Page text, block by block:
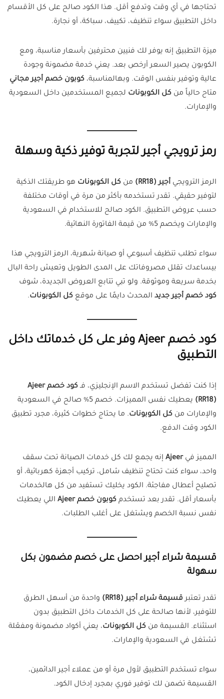
تحتاجها في أي وقت وتدفع أقل. هذا الكود صالح على كل الأقسام
داخل التطبيق سواء تنظيف، تكييف، سباكة، أو نجارة.
ميزة التطبيق إنه يوفر لك فنيين محترفين بأسعار مناسبة، ومع
الكوبون يصير السعر أرخص بعد. يعني خدمة مضمونة وجودة
عالية وتوفير بنفس الوقت. وبهالمناسبة، كوبون خصم أجير مجاني
متاح حالياً من كل الكوبونات لجميع المستخدمين داخل السعودية
والإمارات.
رمز ترويجي أجير لتجربة توفير ذكية وسهلة
الرمز الترويجي أجير (RR18) من كل الكوبونات هو طريقتك الذكية
لتوفير حقيقي. تقدر تستخدمه بأكثر من مرة في أوقات مختلفة
حسب عروض التطبيق. الكود صالح للاستخدام في السعودية
والإمارات ويخصم 5% من قيمة الفاتورة النهائية.
سواء تطلب تنظيف أسبوعي أو صيانة شهرية، الرمز الترويجي هذا
بيساعدك تقلل مصروفاتك على المدى الطويل وتعيش راحة البال
بخدمة سريعة وموثوقة. ولو تبي تتابع العروض الجديدة، شوف
كود خصم أجير جديد المحدث دايمًا على موقع كل الكوبونات.
كود خصم Ajeer وفر على كل خدماتك داخل
التطبيق
إذا كنت تفضل تستخدم الاسم الإنجليزي، فـ
كود خصم Ajeer
(RR18)
يعطيك نفس المميزات. خصم 5% صالح في السعودية
والإمارات من كل الكوبونات. ما يحتاج خطوات كثيرة، مجرد تطبيق
الكود وقت الدفع.
المميز فيAjeer إنه يجمع لك كل خدمات الصيانة تحت سقف
واحد، سواء كنت تحتاج تنظيف شامل، تركيب أجهزة كهربائية، أو
تصليح أعطال مفاجئة. الكود يخليك تستفيد من كل هالخدمات
بأسعار أقل. تقدر بعد تستخدم كوبون خصم Ajeer
اللي يعطيك
نفس نسبة الخصم ويشتغل على أغلب الطلبات.
قسيمة شراء أجير احصل على خصم مضمون بكل
سهولة
تقدر تعتبرقسيمة شراء أجير (RR18)
واحدة من أسهل الطرق
للتوفير، لأنها صالحة على كل الخدمات داخل التطبيق بدون
استثناء. القسيمة من كل الكوبونات، يعني أكواد مضمونة ومفعّلة
تشتغل في السعودية والإمارات.
سواء تستخدم التطبيق لأول مرة أو من عملاء أجير الدائمين،
القسيمة تضمن لك توفير فوري بمجرد إدخال الكود.